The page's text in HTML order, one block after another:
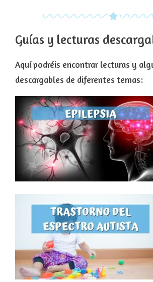
Guías y lecturas
Aquí podréis encontrar lecturas y
descargables de diferentes temas: